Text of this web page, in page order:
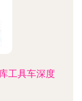
工具车深度